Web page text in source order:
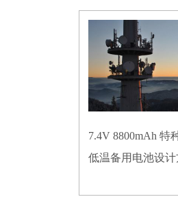
7.4V 8800mAh 特
低温备用电池设计